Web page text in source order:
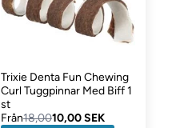
Trixie Denta Fun Chewing
Curl Tuggpinnar Med Biff 1
st
Från18,0010,00 SEK